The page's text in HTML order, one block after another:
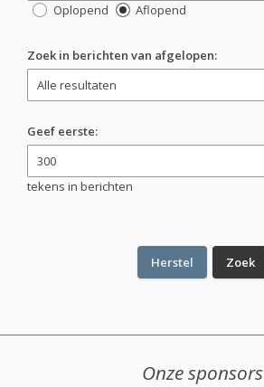
Oplopend Aflopend
Zoek in berichten van afgelopen:
Geef eerste:
tekens in berichten
Onze sponsors